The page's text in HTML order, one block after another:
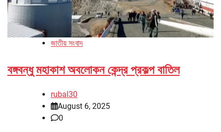
জাতীয় সংবাদ
বঙ্গবন্ধু মহাকাশ অবলোকন কেন্দ্র প্রকল্প বাতিল
rubal30
August 6, 2025
0